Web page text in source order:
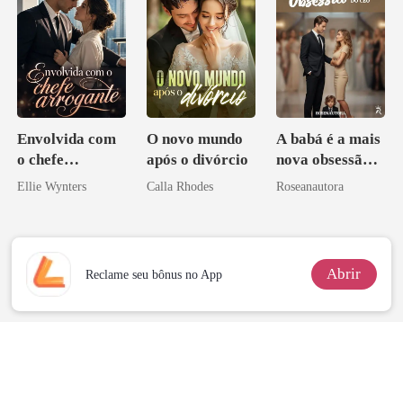
Envolvida com
o chefe
arrogante
Ellie Wynters
O novo mundo
após o divórcio
Calla Rhodes
A babá é a mais
nova obsessão
do CEO
Roseanautora
Reclame seu bônus no App Abrir